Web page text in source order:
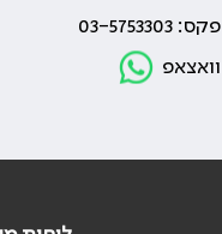
פקס: 03-5753303
וואצאפ